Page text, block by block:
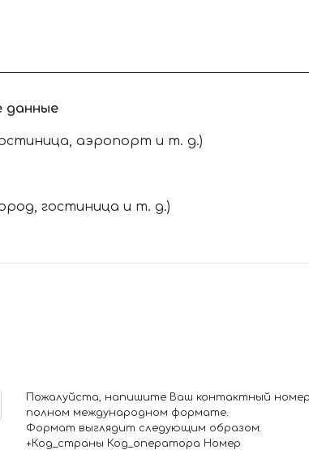
данные
аэропорт и т. д.)
гостиница и т. д.)
Пожалуйста, напишите Ваш контактный
полном международном формате.
Формат выглядит следующим образом:
+Код_страны Код_оператора Номер